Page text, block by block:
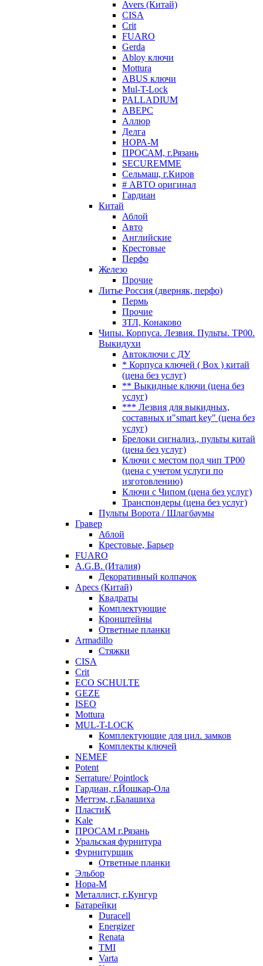
Avers (Китай)
CISA
Crit
FUARO
Gerda
Abloy ключи
Mottura
ABUS ключи
Mul-T-Lock
PALLADIUM
АВЕРС
Аллюр
Делга
НОРА-М
ПРОСАМ, г.Рязань
SECUREMME
Сельмаш, г.Киров
# АВТО оригинал
Гардиан
Китай
Аблой
Авто
Английские
Крестовые
Перфо
Железо
Прочие
Литье Россия (дверняк, перфо)
Пермь
Прочие
ЗТЛ, Конаково
Чипы. Корпуса. Лезвия. Пульты. TP00.
Выкидухи
Автоключи с ДУ
* Корпуса ключей ( Box ) китай
(цена без услуг)
** Выкидные ключи (цена без
услуг)
*** Лезвия для выкидных,
составных и"smart key" (цена без
услуг)
Брелоки сигнализ., пульты китай
(цена без услуг)
Ключи с местом под чип TP00
(цена с учетом услуги по
изготовлению)
Ключи с Чипом (цена без услуг)
Транспондеры (цена без услуг)
Пульты Ворота / Шлагбаумы
Гравер
Аблой
Крестовые, Барьер
FUARO
A.G.B. (Италия)
Декоративный колпачок
Apecs (Китай)
Квадраты
Комплектующие
Кронштейны
Ответные планки
Armadillo
Стяжки
CISA
Crit
ECO SCHULTE
GEZE
ISEO
Mottura
MUL-T-LOCK
Комплектующие для цил. замков
Комплекты ключей
NEMEF
Potent
Serrature/ Pointlock
Гардиан, г.Йошкар-Ола
Меттэм, г.Балашиха
ПластиК
Kale
ПРОСАМ г.Рязань
Уральская фурнитура
Фурнитурщик
Ответные планки
Эльбор
Нора-М
Металлист, г.Кунгур
Батарейки
Duracell
Energizer
Renata
TMI
Varta